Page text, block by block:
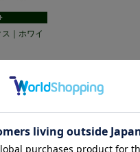
｜ホワイ
GET TO KNOW US